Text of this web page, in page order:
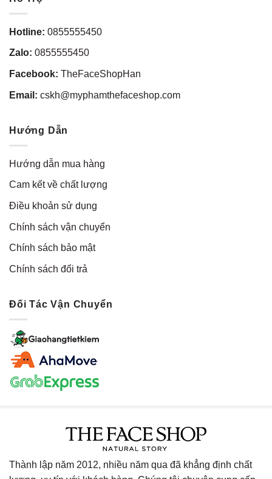
Hotline: 0855555450
Zalo: 0855555450
Facebook: TheFaceShopHan
Email: cskh@myphamthefaceshop.com
Hướng Dẫn
Hướng dẫn mua hàng
Cam kết về chất lượng
Điều khoản sử dụng
Chính sách vận chuyển
Chính sách bảo mật
Chính sách đổi trả
Đối Tác Vận Chuyển
Thành lập năm 2012, nhiều năm qua đã khẳng định chất